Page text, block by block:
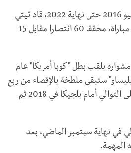
وفي الفترة الممتدة من يونيو 2016 حتى نهاية 2022، قاد تيتي
المنتخب البرازيلي في 81 مباراة، محققا 60 انتصارا مقابل 15
خلال مشواره بلقب بطل "كوبا أمريكا" عام
ستبقى ملطخة بالإقصاء من ربع
نهائي كأس العالم مرتين على التوالي أمام بلجيكا في 2018 ثم
في نهاية سبتمبر الماضي، بعد
المهمة.